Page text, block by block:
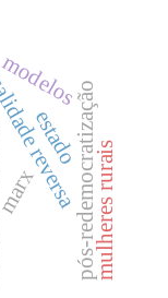
reversapós-redemocratização
estado
mulheres rurais